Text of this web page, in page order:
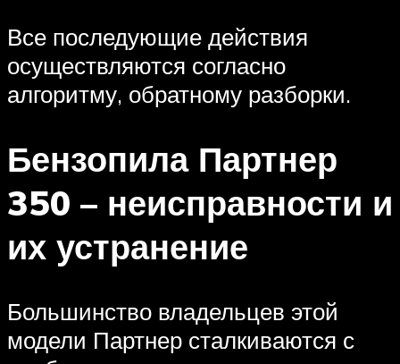
Все последующие действия
осуществляются согласно
алгоритму, обратному разборки.
Бензопила Партнер
350 – неисправности и
их устранение
Большинство владельцев этой
модели Партнер сталкиваются с